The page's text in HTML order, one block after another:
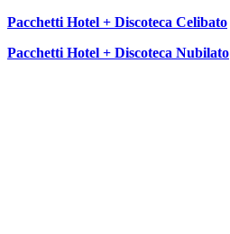
Pacchetti Hotel + Discoteca Celibato
Pacchetti Hotel + Discoteca Nubilato